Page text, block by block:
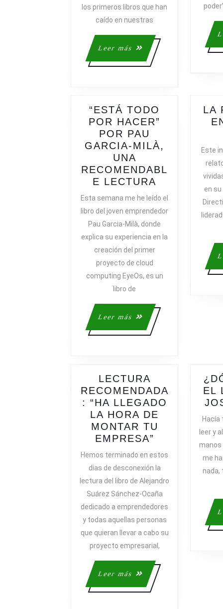
los primeros libros que han
caído en nuestras
Leer más
Leer
más
“ESTÁ TODO
POR HACER”
POR PAU
GARCIA-MILÀ,
UNA
RECOMENDABL
E LECTURA
TODO
HACER”
POR
PAU
UNA
Esta semana me he leído el
libro del joven emprendedor
Pau Garcia-Milà, donde
explica su experiencia en la
creación del primer
proyecto de cloud
computing EyeOs, es un
libro de
Leer más
Leer
más
LA
Este
en
LECTURA
RECOMENDADA
: “HA LLEGADO
LA HORA DE
MONTAR TU
EMPRESA” LECTURA
LLEGADO
LA
HORA
DE
MONTAR
TU
EMPRESA”
Hemos terminado en estos
dias de desconexión la
lectura del libro de Alejandro
Suárez Sánchez-Ocaña
dedicado a emprendedores
y todas aquellas personas
que quieran llevar a cabo su
proyecto empresarial,
Leer más
Leer
más
EL
Hacía
leer y
manos
me
nada,